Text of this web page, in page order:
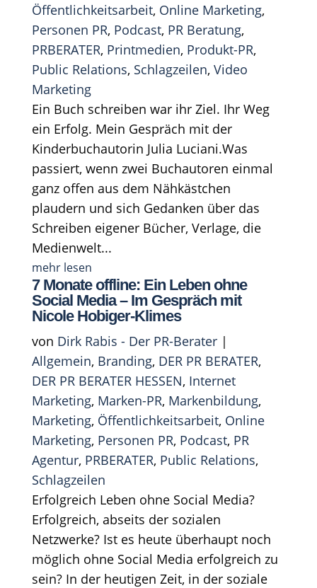
Öffentlichkeitsarbeit, Online Marketing,
Personen PR, Podcast, PR Beratung,
PRBERATER, Printmedien, Produkt-PR,
Public Relations, Schlagzeilen, Video
Marketing
Ein Buch schreiben war ihr Ziel. Ihr Weg
ein Erfolg. Mein Gespräch mit der
Kinderbuchautorin Julia Luciani.Was
passiert, wenn zwei Buchautoren einmal
ganz offen aus dem Nähkästchen
plaudern und sich Gedanken über das
Schreiben eigener Bücher, Verlage, die
Medienwelt...
mehr lesen
7 Monate offline: Ein Leben ohne
Social Media – Im Gespräch mit
Nicole Hobiger-Klimes
von Dirk Rabis - Der PR-Berater|
Allgemein, Branding, DER PR BERATER,
DER PR BERATER HESSEN, Internet
Marketing, Marken-PR, Markenbildung,
Marketing, Öffentlichkeitsarbeit, Online
Marketing, Personen PR, Podcast, PR
Agentur, PRBERATER, Public Relations,
Schlagzeilen
Erfolgreich Leben ohne Social Media?
Erfolgreich, abseits der sozialen
Netzwerke? Ist es heute überhaupt noch
möglich ohne Social Media erfolgreich zu
sein? In der heutigen Zeit, in der soziale